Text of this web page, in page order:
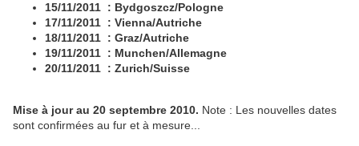
15/11/2011 : Bydgoszcz/Pologne
17/11/2011 : Vienna/Autriche
18/11/2011 : Graz/Autriche
19/11/2011 : Munchen/Allemagne
20/11/2011 : Zurich/Suisse
Mise à jour au 20 septembre 2010. Note : Les nouvelles dates
sont confirmées au fur et à mesure...